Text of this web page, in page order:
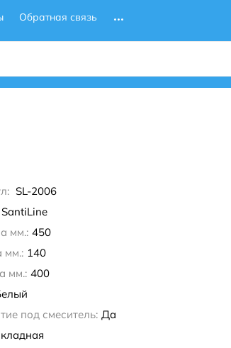
Обратная связь
SL-2006
SantiLine
мм.: 450
мм.: 140
мм.: 400
под смеситель: Да